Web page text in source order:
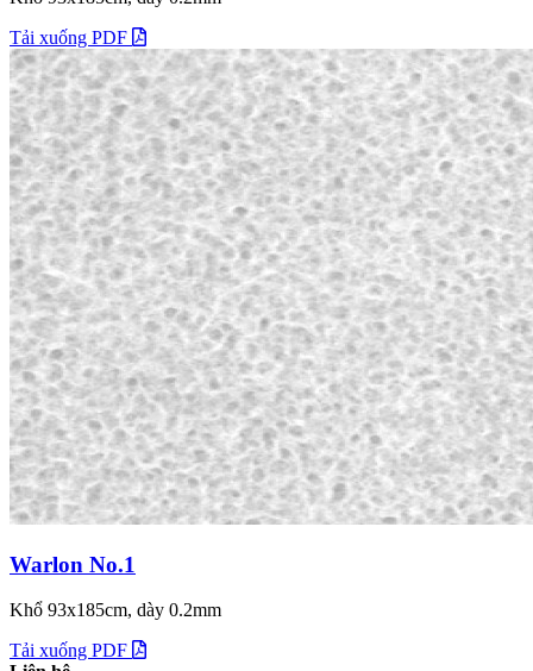
Tải xuống PDF
Warlon No.1
Khổ 93x185cm, dày 0.2mm
Tải xuống PDF